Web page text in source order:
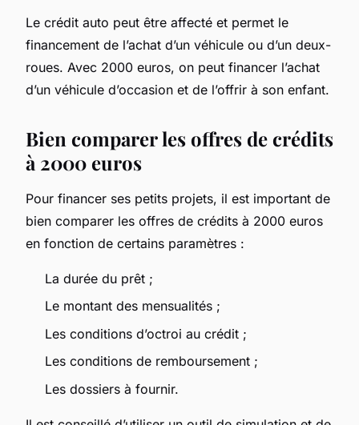
Le crédit auto peut être affecté et permet le
financement de l’achat d’un véhicule ou d’un deux-
roues. Avec 2000 euros, on peut financer l’achat
d’un véhicule d’occasion et de l’offrir à son enfant.
Bien comparer les offres de crédits
à 2000 euros
Pour financer ses petits projets, il est important de
bien comparer les offres de crédits à 2000 euros
en fonction de certains paramètres :
La durée du prêt ;
Le montant des mensualités ;
Les conditions d’octroi au crédit ;
Les conditions de remboursement ;
Les dossiers à fournir.